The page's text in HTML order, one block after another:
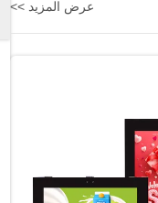
عرض المزيد >>